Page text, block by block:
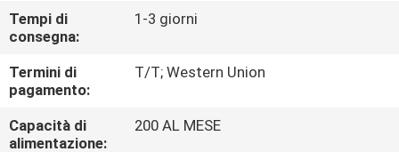
CONTATTACI
NOTIZIA
Tempi di
consegna:
1-3 giorni
Termini di
pagamento:
T/T; Western Union
Capacità di
alimentazione:
200 AL MESE